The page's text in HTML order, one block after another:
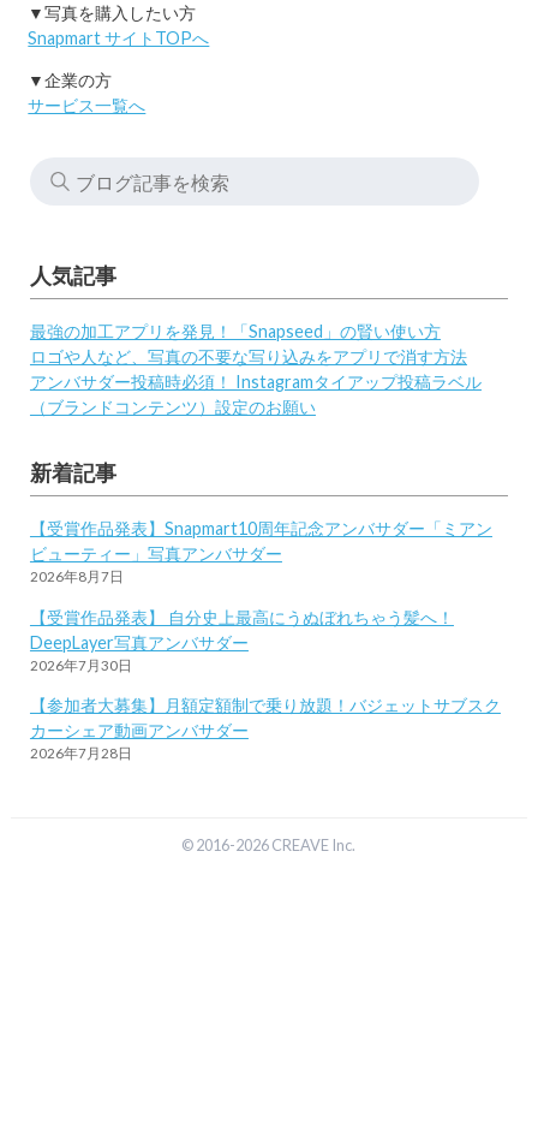
▼写真を購入したい方
Snapmart サイトTOPへ
▼企業の方
サービス一覧へ
人気記事
最強の加工アプリを発見！「Snapseed」の賢い使い方
ロゴや人など、写真の不要な写り込みをアプリで消す方法
アンバサダー投稿時必須！ Instagramタイアップ投稿ラベル
（ブランドコンテンツ）設定のお願い
新着記事
【受賞作品発表】Snapmart10周年記念アンバサダー「ミアン
ビューティー」写真アンバサダー
2026年8月7日
【受賞作品発表】 自分史上最高にうぬぼれちゃう髪へ！
DeepLayer写真アンバサダー
2026年7月30日
【参加者大募集】月額定額制で乗り放題！バジェットサブスク
カーシェア動画アンバサダー
2026年7月28日
© 2016-2026 CREAVE Inc.